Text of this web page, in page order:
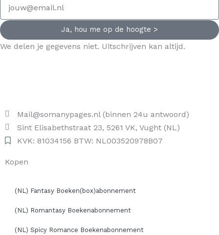
Ja, hou me op de hoogte >
We delen je gegevens niet. Uitschrijven kan altijd.
Mail@somanypages.nl (binnen 24u antwoord)
Sint Elisabethstraat 23, 5261 VK, Vught (NL)
KVK: 81034156 BTW: NL003520978B07
Kopen
(NL) Fantasy Boeken(box)abonnement
(NL) Romantasy Boekenabonnement
(NL) Spicy Romance Boekenabonnement